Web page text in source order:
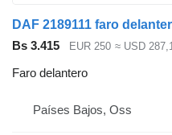
DAF 2189111 faro
Bs 3.415
EUR 250 ≈ USD
Faro delantero
Países Bajos, Oss